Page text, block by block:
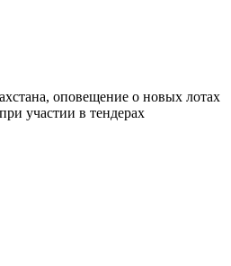
оповещение о новых лотах
участии в тендерах